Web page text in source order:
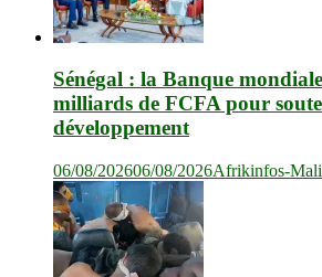
Sénégal : la Banque
milliards de FCFA pour
développement
06/08/202606/08/2026Afrikinfos-Mali